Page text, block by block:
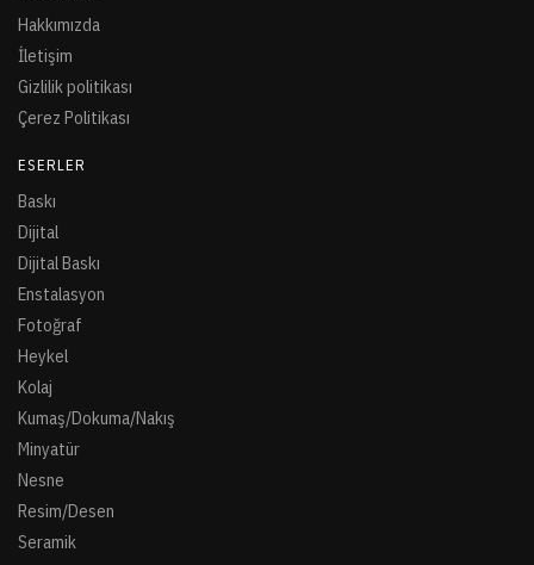
Hakkımızda
İletişim
Gizlilik politikası
Çerez Politikası
ESERLER
Baskı
Dijital
Dijital Baskı
Enstalasyon
Fotoğraf
Heykel
Kolaj
Kumaş/Dokuma/Nakış
Minyatür
Nesne
Resim/Desen
Seramik